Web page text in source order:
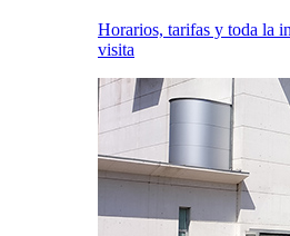
Horarios, tarifas y toda la
visita